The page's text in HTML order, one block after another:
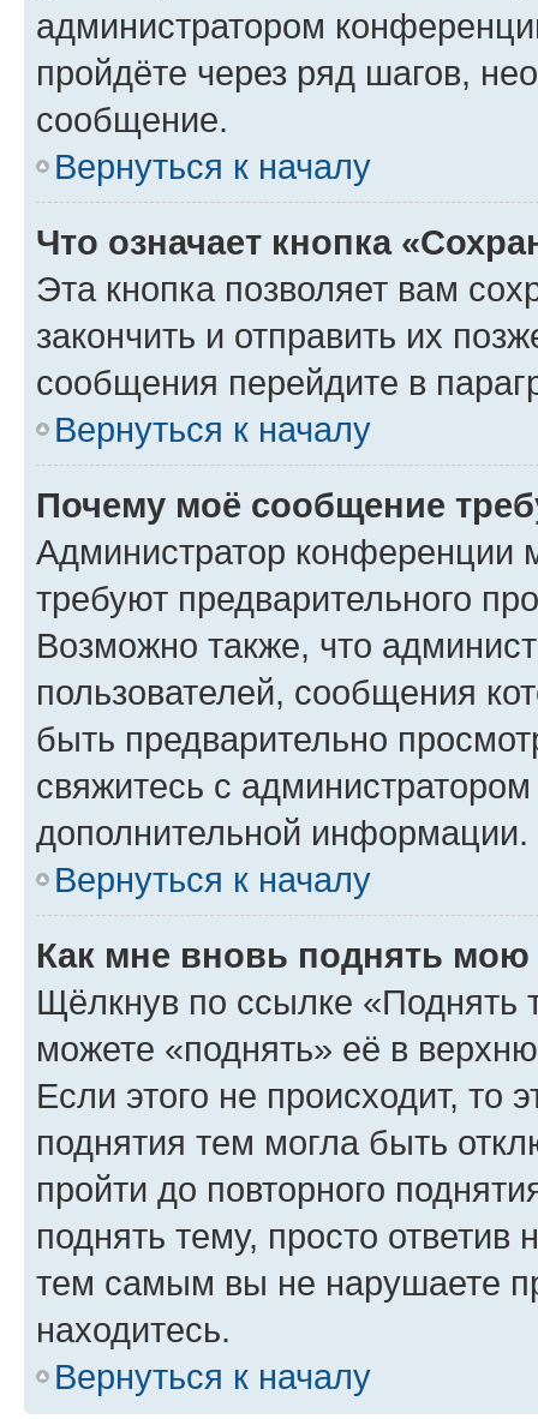
администратором
пройдёте через ряд шагов,
сообщение.
Вернуться к началу
Что означает кнопка
Эта кнопка позволяет вам
закончить и отправить их
сообщения перейдите в
Вернуться к началу
Почему моё сообщение
Администратор конференции
требуют предварительного
Возможно также, что
пользователей, сообщения
быть предварительно
свяжитесь с
дополнительной информации.
Вернуться к началу
Как мне вновь поднять мою
Щёлкнув по ссылке «Поднять
можете «поднять» её в
Если этого не происходит, то
поднятия тем могла быть
пройти до повторного
поднять тему, просто ответив
тем самым вы не нарушаете
находитесь.
Вернуться к началу